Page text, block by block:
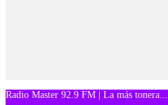
Radio Master 92.9 FM | La más